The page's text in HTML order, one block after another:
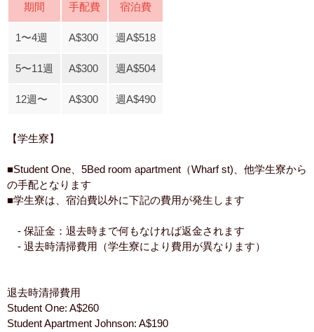
期間
手配費 宿泊費
1〜4週 A$300 週A$518
5〜11週 A$300 週A$504
12週〜 A$300 週A$490
【学生寮】
■Student One、5Bed room apartment（Wharf st)、他学生寮から
の手配となります
■学生寮は、宿泊費以外に下記の費用が発生します
- 保証金：退去時まで何もなければ返金されます
- 退去時清掃費用（学生寮により費用が異なります）
退去時清掃費用
Student One: A$260
Student Apartment Johnson: A$190